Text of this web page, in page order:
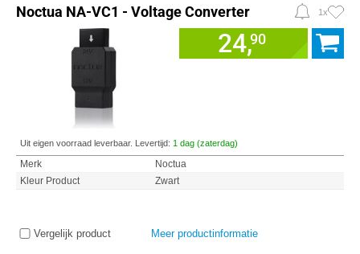
Noctua NA-VC1 - Voltage Converter 1x
24,90
Uit eigen voorraad leverbaar. Levertijd: 1 dag (zaterdag)
Merk
Noctua
Kleur Product
Zwart
Vergelijk product Meer productinformatie